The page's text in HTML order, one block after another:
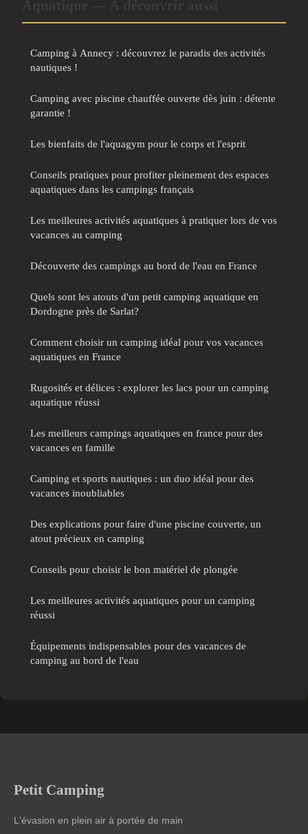
Camping à Annecy : découvrez le paradis des activités
nautiques !
Camping avec piscine chauffée ouverte dès juin : détente
garantie !
Les bienfaits de l'aquagym pour le corps et l'esprit
Conseils pratiques pour profiter pleinement des espaces
aquatiques dans les campings français
Les meilleures activités aquatiques à pratiquer lors de vos
vacances au camping
Découverte des campings au bord de l'eau en France
Quels sont les atouts d'un petit camping aquatique en
Dordogne près de Sarlat?
Comment choisir un camping idéal pour vos vacances
aquatiques en France
Rugosités et délices : explorer les lacs pour un camping
aquatique réussi
Les meilleurs campings aquatiques en france pour des
vacances en famille
Camping et sports nautiques : un duo idéal pour des
vacances inoubliables
Des explications pour faire d'une piscine couverte, un
atout précieux en camping
Conseils pour choisir le bon matériel de plongée
Les meilleures activités aquatiques pour un camping
réussi
Équipements indispensables pour des vacances de
camping au bord de l'eau
Petit Camping
L'évasion en plein air à portée de main